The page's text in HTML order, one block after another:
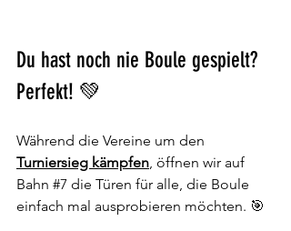
Du hast noch nie Boule gespielt?
Perfekt! 💚
Während die Vereine um den
Turniersieg kämpfen, öffnen wir auf
Bahn #7 die Türen für alle, die Boule
einfach mal ausprobieren möchten. 🎯